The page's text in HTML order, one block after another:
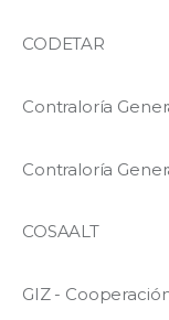
CODETAR
Contraloría
Contraloría
COSAALT
GIZ -